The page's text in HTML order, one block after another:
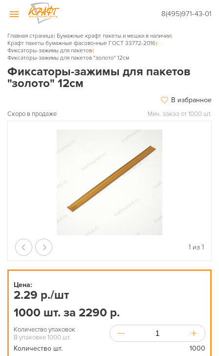
8(495)971-43-01
Главная страница Бумажные крафт пакеты и мешки в наличии
Крафт пакеты бумажные фасовочные ГОСТ 33772-2016
Фиксаторы-зажимы для пакетов
Фиксаторы-зажимы для пакетов "золото" 12см
Фиксаторы-зажимы для пакетов
"золото" 12см
В избранное
Скоро в продаже Мин. заказ от 1000 шт.
1 из 1
Цена:
2.29 р./шт
1000 шт. за 2290 р.
Количество упаковок
В упаковке 1000 шт.
Количество шт. 1000